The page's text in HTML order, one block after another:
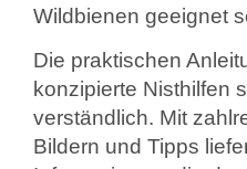
Wildbienen geeignet
Die praktischen
konzipierte Nisthilfen
verständlich. Mit
Bildern und Tipps